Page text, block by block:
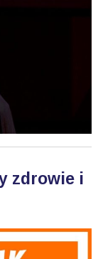
zdrowie i